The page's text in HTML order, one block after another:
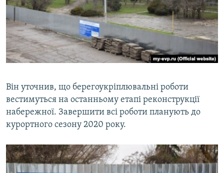
Він уточнив, що берегоукріплювальні роботи
вестимуться на останньому етапі реконструкції
набережної. Завершити всі роботи планують до
курортного сезону 2020 року.